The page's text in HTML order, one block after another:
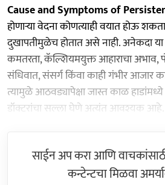
Cause and Symptoms of
होणाऱ्या वेदना कोणत्याही वयात होऊ
दुखापतीमुळेच होतात असे नाही. अनेकदा या
कमतरता, कॅल्शियमयुक्त आहाराचा अभाव,
संधिवात, संसर्ग किंवा काही गंभीर
त्यामुळे आठवड्यापेक्षा जास्त काळ
डॉक्टरांचा सल्ला घेणे अत्यंत आवश्यक आहे.
साईन अप करा आणि
कन्टेन्टचा मिळवा